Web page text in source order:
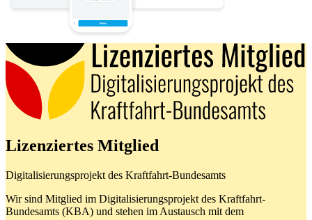
Lizenziertes Mitglied
Digitalisierungsprojekt des Kraftfahrt-Bundesamts
Wir sind Mitglied im Digitalisierungsprojekt des Kraftfahrt-
Bundesamts (KBA) und stehen im Austausch mit dem